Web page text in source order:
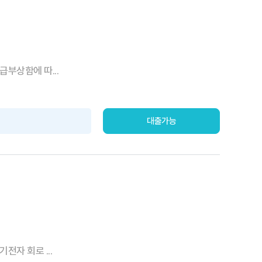
부상함에 따...
대출가능
전자 회로 ...